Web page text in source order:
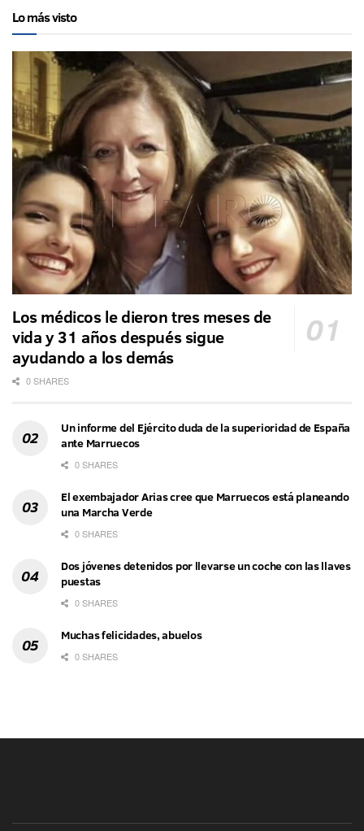
Lo más visto
Los médicos le dieron tres meses de
vida y 31 años después sigue
ayudando a los demás
0 SHARES
Un informe del Ejército duda de la superioridad de España
ante Marruecos
0 SHARES
El exembajador Arias cree que Marruecos está planeando
una Marcha Verde
0 SHARES
Dos jóvenes detenidos por llevarse un coche con las llaves
puestas
0 SHARES
Muchas felicidades, abuelos
0 SHARES